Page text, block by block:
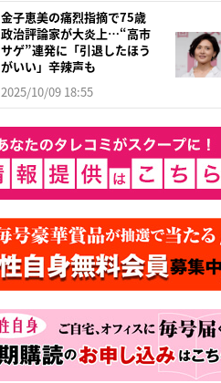
金子恵美の痛烈指摘で75歳
政治評論家が大炎上…“高市
サゲ”連発に「引退したほう
がいい」辛辣声も
2025/10/09 18:55